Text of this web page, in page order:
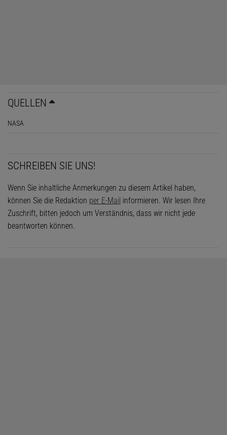
QUELLEN
NASA
SCHREIBEN SIE UNS!
Wenn Sie inhaltliche Anmerkungen zu diesem Artikel haben,
können Sie die Redaktion per E-Mail informieren. Wir lesen Ihre
Zuschrift, bitten jedoch um Verständnis, dass wir nicht jede
beantworten können.